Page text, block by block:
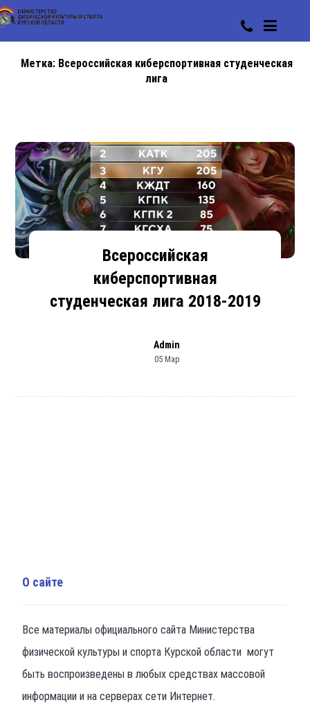
Метка: Всероссийская киберспортивная студенческая
лига
Всероссийская
киберспортивная
студенческая лига 2018-2019
Admin
05 Мар
О сайте
Все материалы официального сайта Министерства
физической культуры и спорта Курской области могут
быть воспроизведены в любых средствах массовой
информации и на серверах сети Интернет.